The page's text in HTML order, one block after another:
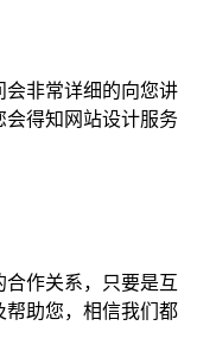
会非常详细的向您讲
会得知网站设计服务
作关系，只要是互
帮助您，相信我们都